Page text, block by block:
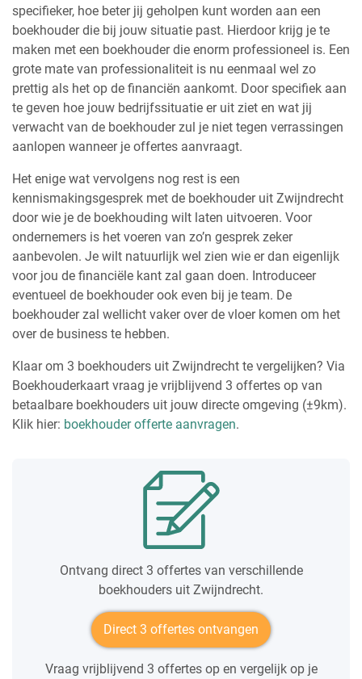
specifieker, hoe beter jij geholpen kunt worden aan een
boekhouder die bij jouw situatie past. Hierdoor krijg je te
maken met een boekhouder die enorm professioneel is. Een
grote mate van professionaliteit is nu eenmaal wel zo
prettig als het op de financiën aankomt. Door specifiek aan
te geven hoe jouw bedrijfssituatie er uit ziet en wat jij
verwacht van de boekhouder zul je niet tegen verrassingen
aanlopen wanneer je offertes aanvraagt.
Het enige wat vervolgens nog rest is een
kennismakingsgesprek met de boekhouder uit Zwijndrecht
door wie je de boekhouding wilt laten uitvoeren. Voor
ondernemers is het voeren van zo’n gesprek zeker
aanbevolen. Je wilt natuurlijk wel zien wie er dan eigenlijk
voor jou de financiële kant zal gaan doen. Introduceer
eventueel de boekhouder ook even bij je team. De
boekhouder zal wellicht vaker over de vloer komen om het
over de business te hebben.
Klaar om 3 boekhouders uit Zwijndrecht te vergelijken? Via
Boekhouderkaart vraag je vrijblijvend 3 offertes op van
betaalbare boekhouders uit jouw directe omgeving (±9km).
Klik hier: boekhouder offerte aanvragen.
Ontvang direct 3 offertes van verschillende
boekhouders uit Zwijndrecht.
Direct 3 offertes ontvangen
Vraag vrijblijvend 3 offertes op en vergelijk op je